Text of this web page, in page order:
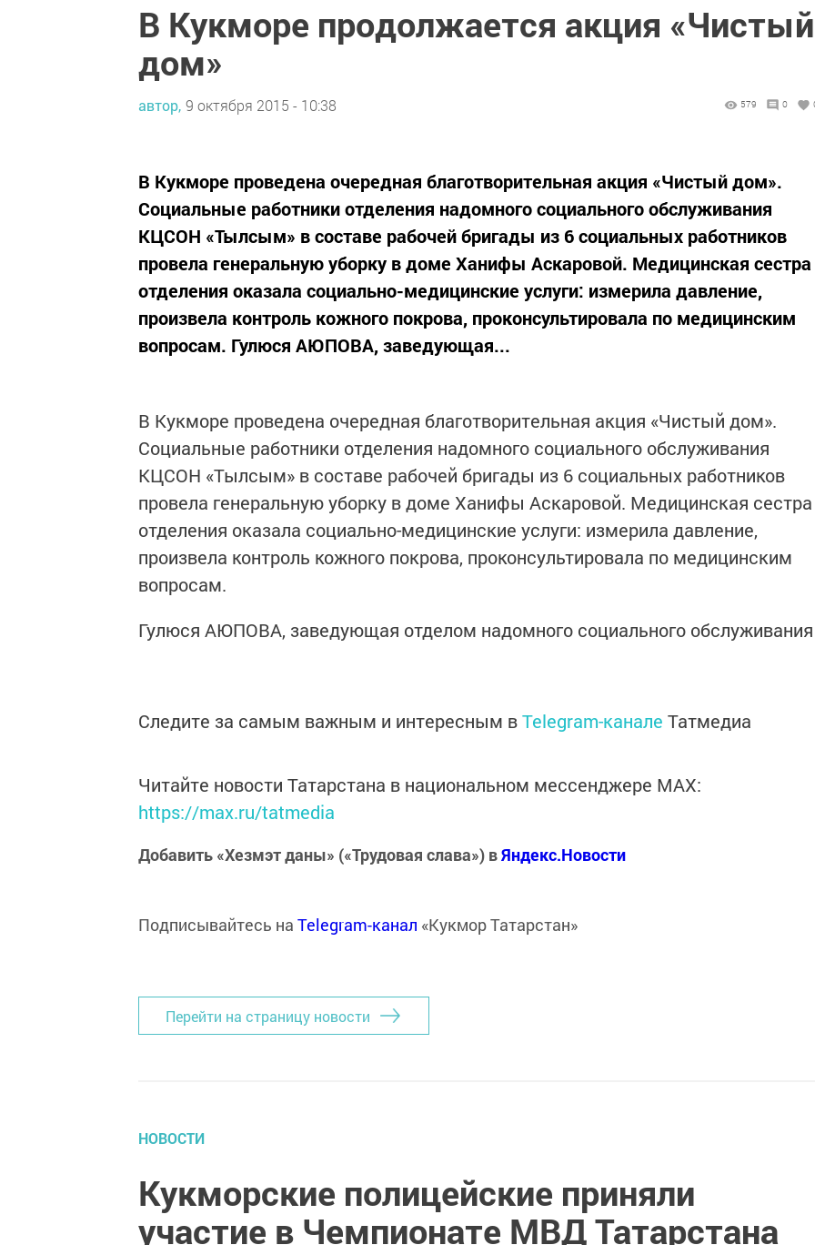
В Кукморе продолжается акция «Чистый
дом»
автор, 9 октября 2015 - 10:38 579 0
В Кукморе проведена очередная благотворительная акция «Чистый дом».
Социальные работники отделения надомного социального обслуживания
КЦСОН «Тылсым» в составе рабочей бригады из 6 социальных работников
провела генеральную уборку в доме Ханифы Аскаровой. Медицинская сестра
отделения оказала социально-медицинские услуги: измерила давление,
произвела контроль кожного покрова, проконсультировала по медицинским
вопросам. Гулюся АЮПОВА, заведующая...
В Кукморе проведена очередная благотворительная акция «Чистый дом».
Социальные работники отделения надомного социального обслуживания
КЦСОН «Тылсым» в составе рабочей бригады из 6 социальных работников
провела генеральную уборку в доме Ханифы Аскаровой. Медицинская сестра
отделения оказала социально-медицинские услуги: измерила давление,
произвела контроль кожного покрова, проконсультировала по медицинским
вопросам.
Гулюся АЮПОВА, заведующая отделом надомного социального обслуживания
Следите за самым важным и интересным вTelegram-канале Татмедиа
Читайте новости Татарстана в национальном мессенджере MАХ:
https://max.ru/tatmedia
Добавить «Хезмэт даны» («Трудовая слава») вЯндекс.Новости
Подписывайтесь на Telegram-канал «Кукмор Татарстан»
Перейти на страницу новости
НОВОСТИ
Кукморские полицейские приняли
участие в Чемпионате МВД Татарстана